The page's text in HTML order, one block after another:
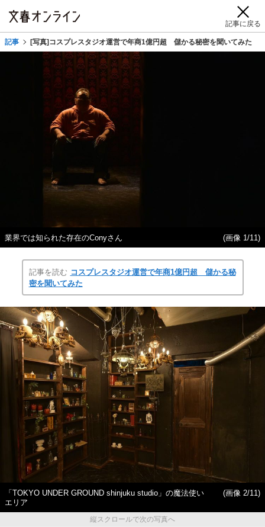
記事に戻る
記事 [写真]コスプレスタジオ運営で年商1億円超 儲かる秘密を聞いてみた
業界では知られた存在のConyさん (画像 1/11)
記事を読む コスプレスタジオ運営で年商1億円超 儲かる秘
密を聞いてみた
「TOKYO UNDER GROUND shinjuku studio」の魔法使い
エリア
(画像 2/11)
縦スクロールで次の写真へ